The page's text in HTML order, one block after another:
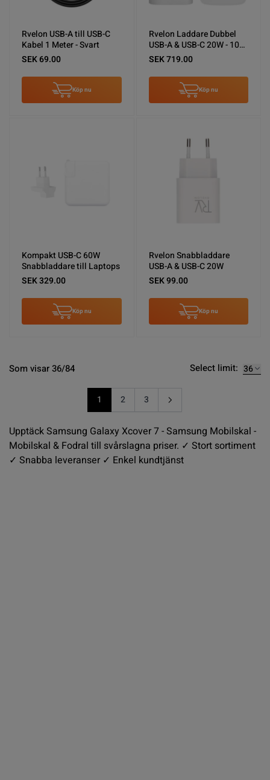
Rvelon USB-A till USB-C
Kabel 1 Meter - Svart
SEK 69.00
Köp nu
Rvelon Laddare Dubbel
USB-A & USB-C 20W - 10
pack (bulk)
SEK 719.00
Köp nu
Kompakt USB-C 60W
Snabbladdare till Laptops
SEK 329.00
Köp nu
Rvelon Snabbladdare
USB-A & USB-C 20W
SEK 99.00
Köp nu
Som visar 36/84
You're currently reading page
1 Sida
2 Sida
3
Select limit:
Upptäck Samsung Galaxy Xcover 7 - Samsung Mobilskal -
Mobilskal & Fodral till svårslagna priser. ✓ Stort sortiment
✓ Snabba leveranser ✓ Enkel kundtjänst